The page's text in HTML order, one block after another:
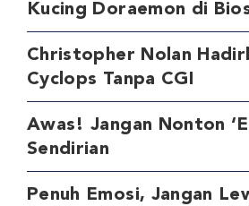
Kucing Doraemon di
Christopher Nolan
Cyclops Tanpa CGI
Awas! Jangan Nonton
Sendirian
Penuh Emosi, Jangan